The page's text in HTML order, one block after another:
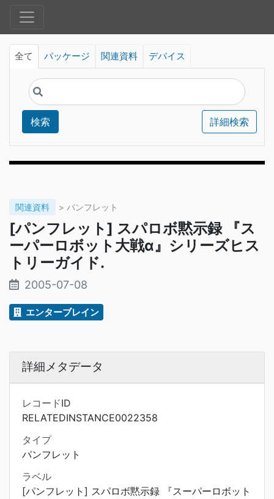
全て パッケージ 関連資料 デバイス
検索 詳細検索
関連資料 > パンフレット
[パンフレット] スパロボ黙示録 『ス
ーパーロボット大戦α』シリーズヒス
トリーガイド.
2005-07-08
エンターブレイン
詳細メタデータ
レコードID
RELATEDINSTANCE0022358
タイプ
パンフレット
ラベル
[パンフレット] スパロボ黙示録 『スーパーロボット